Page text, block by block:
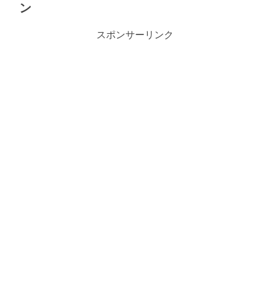
ン
スポンサーリンク